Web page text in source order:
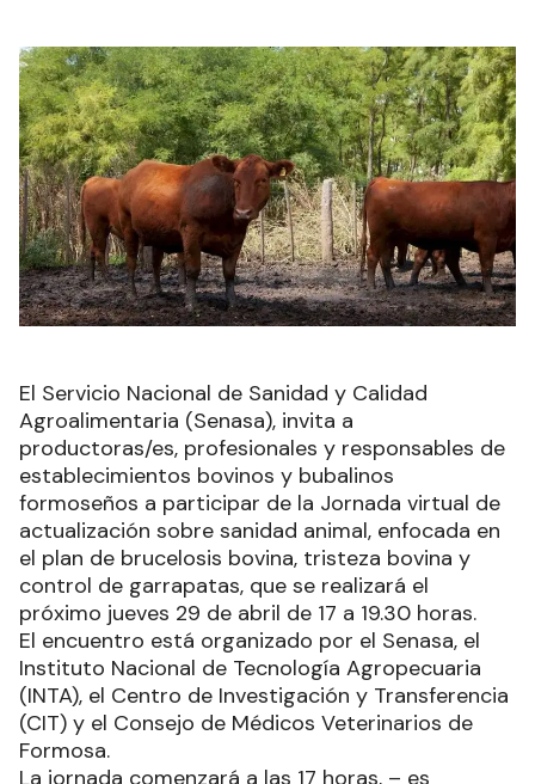
El Servicio Nacional de Sanidad y Calidad
Agroalimentaria (Senasa), invita a
productoras/es, profesionales y responsables de
establecimientos bovinos y bubalinos
formoseños a participar de la Jornada virtual de
actualización sobre sanidad animal, enfocada en
el plan de brucelosis bovina, tristeza bovina y
control de garrapatas, que se realizará el
próximo jueves 29 de abril de 17 a 19.30 horas.
El encuentro está organizado por el Senasa, el
Instituto Nacional de Tecnología Agropecuaria
(INTA), el Centro de Investigación y Transferencia
(CIT) y el Consejo de Médicos Veterinarios de
Formosa.